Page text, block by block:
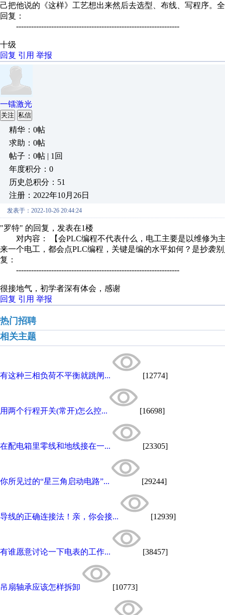
己把他说的《这样》工艺想出来然后去选型、布线、写程序。
回复：
-----------------------------------------------------------------
十级
回复 引用 举报
一镭激光
关注 私信
精华：0帖
求助：0帖
帖子：0帖 | 1回
年度积分：0
历史总积分：51
注册：2022年10月26日
发表于：2022-10-26 20:44:24
"罗特" 的回复，发表在1楼
对内容： 【会PLC编程不代表什么，电工主要是以维修为
来一个电工，都会点PLC编程，关键是编的水平如何？是抄袭
复：
-----------------------------------------------------------------
很接地气，初学者深有体会，感谢
回复 引用 举报
热门招聘
相关主题
有这种三相负荷不平衡就跳闸... [12774]
用两个行程开关(常开)怎么控... [16698]
在配电箱里零线和地线接在一... [23305]
你所见过的“星三角启动电路”... [29244]
导线的正确连接法！亲，你会接... [12939]
有谁愿意讨论一下电表的工作... [38457]
吊扇轴承应该怎样拆卸 [10773]